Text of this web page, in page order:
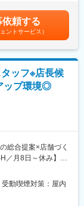
み
ーパーバイザー）
ネジメントや本部
できます。まずは
ご視聴いただきま
）
。
。
依頼する
ントサービス）
ッフ※店長候
ップ環境◎
総合提案×店舗づく
／月8日～休み】
ントなど、楽天経
動喫煙対策：屋内